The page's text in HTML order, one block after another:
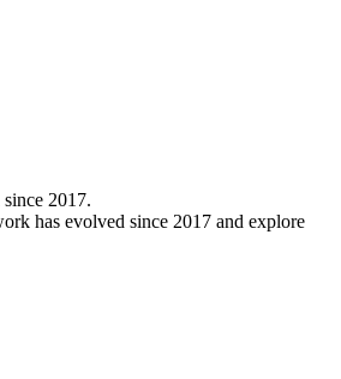
2017.
has evolved since 2017 and explore